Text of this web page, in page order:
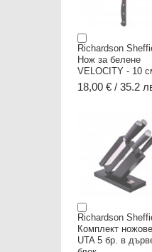
Richardson
Нож за белене
VELOCITY - 10
18,00 € / 35.2
Richardson
Комплект ножове
UTA 5 бр. в